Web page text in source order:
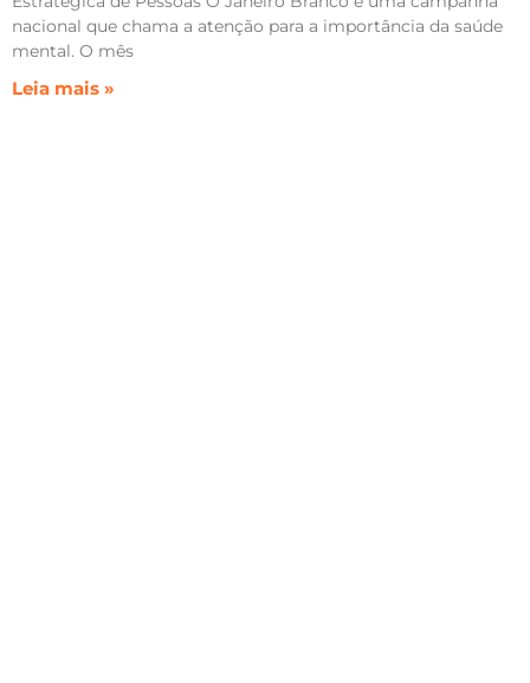
nacional que chama a atenção para a importância da saúde
mental. O mês
Leia mais »